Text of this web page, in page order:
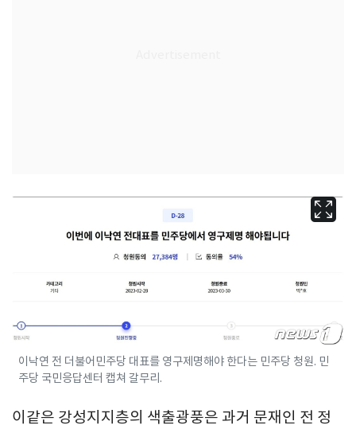
이낙연 전 더불어민주당 대표를 영구제명해야 한다는 민주당 청원. 민
주당 국민응답센터 캡쳐 갈무리.
이같은 강성지지층의 색출광풍은 과거 문재인 전 정